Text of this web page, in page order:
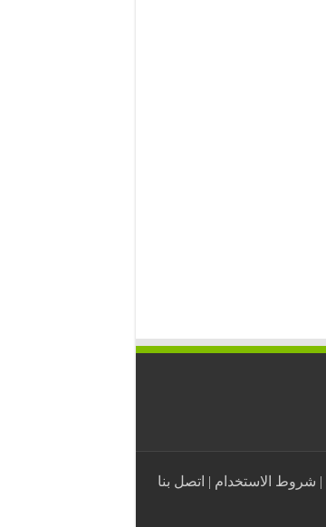
| شروط الاستخدام | اتصل بنا